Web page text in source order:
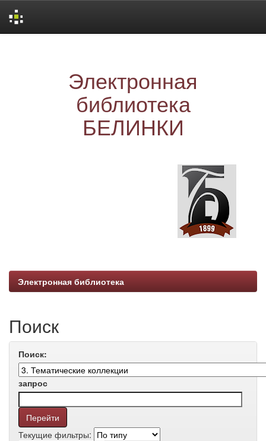
Электронная
библиотека
БЕЛИНКИ
Электронная библиотека
Поиск
Поиск:
запрос
Текущие фильтры: